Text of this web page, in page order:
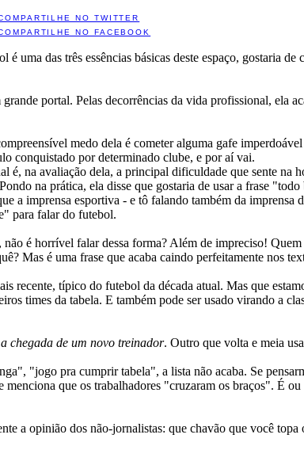
NO TWITTER
NO FACEBOOK
uma das três essências básicas deste espaço, gostaria
portal. Pelas decorrências da vida profissional, ela
medo dela é cometer alguma gafe
conquistado por determinado clube, e por aí vai.
é, na avaliação dela, a principal dificuldade que sente na
na prática, ela disse que gostaria de usar a frase
a imprensa esportiva - e tô falando também da imprensa
para falar do futebol.
não é horrível falar dessa forma? Além de impreciso!
Mas é uma frase que acaba caindo perfeitamente nos
recente, típico do futebol da década atual. Mas que
times da tabela. E também pode ser usado virando a
chegada de um novo treinador. Outro que volta e meia
"jogo pra cumprir tabela", a lista não acaba. Se
que os trabalhadores "cruzaram os braços". É
a opinião dos não-jornalistas: que chavão que você